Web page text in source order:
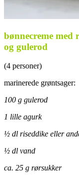
bønnecreme
og gulerod
(4 personer)
marinerede grøntsager:
100 g gulerod
1 lille agurk
½ dl riseddike eller
½ dl vand
ca. 25 g rørsukker